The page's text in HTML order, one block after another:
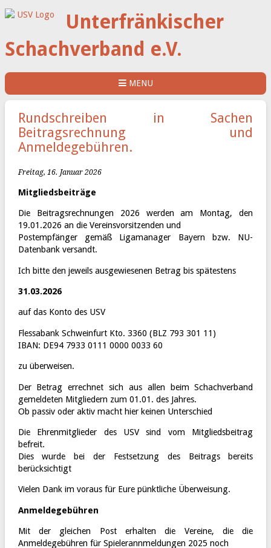
Unterfränkischer
Schachverband e.V.
MENU
Rundschreiben in Sachen
Beitragsrechnung und
Anmeldegebühren.
Freitag, 16. Januar 2026
Mitgliedsbeiträge
Die Beitragsrechnungen 2026 werden am Montag, den
19.01.2026 an die Vereinsvorsitzenden und
Postempfänger gemäß Ligamanager Bayern bzw. NU-
Datenbank versandt.
Ich bitte den jeweils ausgewiesenen Betrag bis spätestens
31.03.2026
auf das Konto des USV
Flessabank Schweinfurt Kto. 3360 (BLZ 793 301 11)
IBAN: DE94 7933 0111 0000 0033 60
zu überweisen.
Der Betrag errechnet sich aus allen beim Schachverband
gemeldeten Mitgliedern zum 01.01. des Jahres.
Ob passiv oder aktiv macht hier keinen Unterschied
Die Ehrenmitglieder des USV sind vom Mitgliedsbeitrag
befreit.
Dies wurde bei der Festsetzung des Beitrags bereits
berücksichtigt
Vielen Dank im voraus für Eure pünktliche Überweisung.
Anmeldegebühren
Mit der gleichen Post erhalten die Vereine, die die
Anmeldegebühren für Spielerannmeldungen 2025 noch